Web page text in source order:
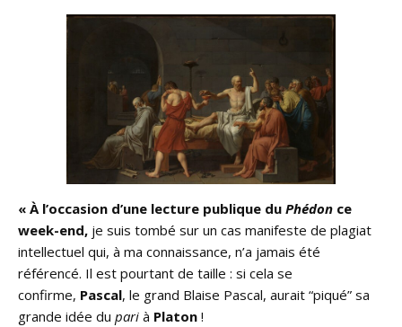
« À l’occasion d’une lecture publique du Phédon ce
week-end, je suis tombé sur un cas manifeste de plagiat
intellectuel qui, à ma connaissance, n’a jamais été
référencé. Il est pourtant de taille : si cela se
confirme, Pascal, le grand Blaise Pascal, aurait “piqué” sa
grande idée du pari à Platon !